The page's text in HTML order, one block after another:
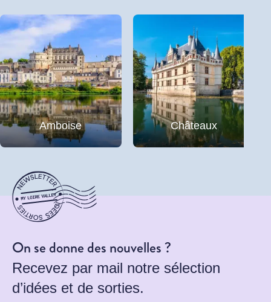
Amboise Châteaux
On se donne des nouvelles ?
Recevez par mail notre sélection
d’idées et de sorties.